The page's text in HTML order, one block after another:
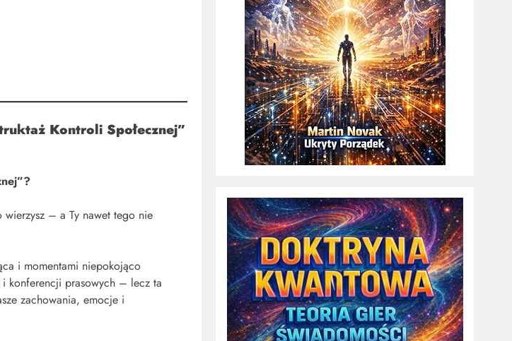
Kontroli Społecznej”
wierzysz – a Ty nawet tego nie
i momentami niepokojąco
i konferencji prasowych – lecz ta
zachowania, emocje i